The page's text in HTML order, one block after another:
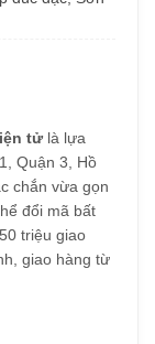
tửlà lựa
Quận 3, Hồ
chắn vừa gọn
đổi mã bất
triệu giao
giao hàng từ